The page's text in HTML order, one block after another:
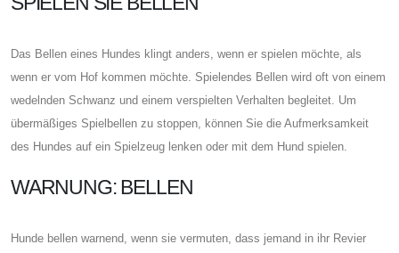
Das Bellen eines Hundes klingt anders, wenn er spielen möchte, als
wenn er vom Hof ​​kommen möchte. Spielendes Bellen wird oft von einem
wedelnden Schwanz und einem verspielten Verhalten begleitet. Um
übermäßiges Spielbellen zu stoppen, können Sie die Aufmerksamkeit
des Hundes auf ein Spielzeug lenken oder mit dem Hund spielen.
WARNUNG: BELLEN
Hunde bellen warnend, wenn sie vermuten, dass jemand in ihr Revier